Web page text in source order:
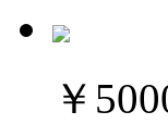
￥